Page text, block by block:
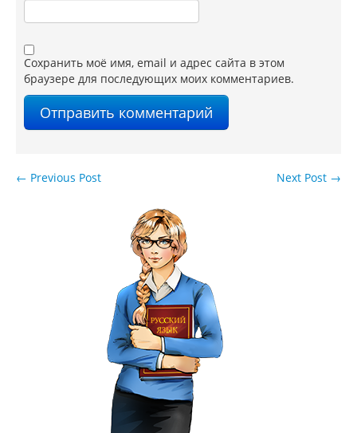
Сохранить моё имя, email и адрес сайта в этом
браузере для последующих моих комментариев.
Next Post →
← Previous Post